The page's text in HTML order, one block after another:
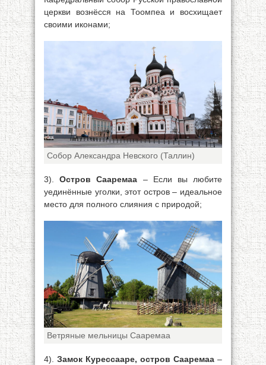
церкви вознёсся на Тоомпеа и восхищает
своими иконами;
Собор Александра Невского (Таллин)
3).Остров Сааремаа – Если вы любите
уединённые уголки, этот остров – идеальное
место для полного слияния с природой;
Ветряные мельницы Сааремаа
4). Замок Курессааре, остров Сааремаа –